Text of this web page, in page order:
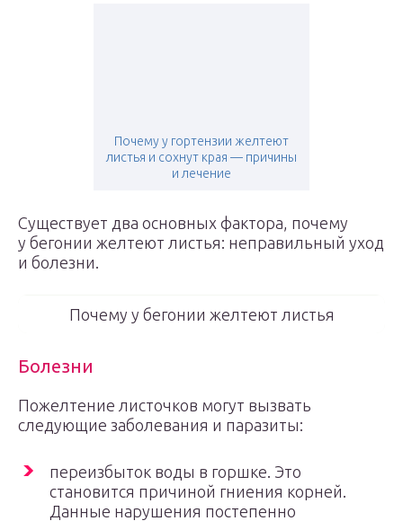
Почему у гортензии желтеют
листья и сохнут края — причины
и лечение
Существует два основных фактора, почему
у бегонии желтеют листья: неправильный уход
и болезни.
Почему у бегонии желтеют листья
Болезни
Пожелтение листочков могут вызвать
следующие заболевания и паразиты:
переизбыток воды в горшке. Это
становится причиной гниения корней.
Данные нарушения постепенно